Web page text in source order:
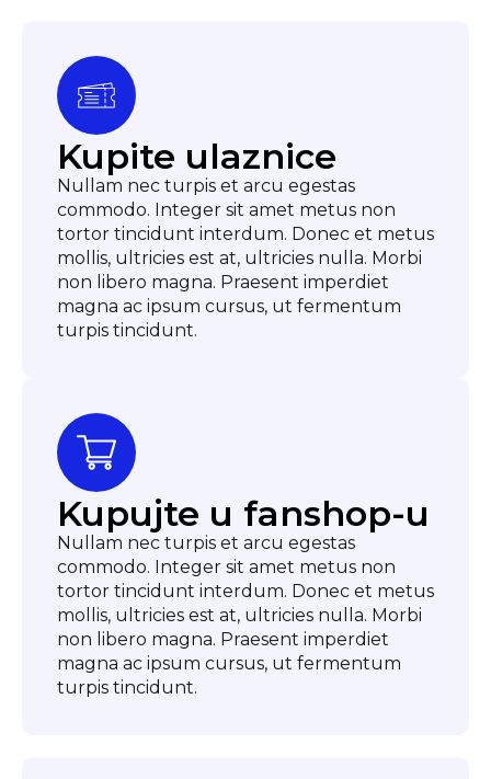
Kupite ulaznice
Nullam nec turpis et arcu egestas
commodo. Integer sit amet metus non
tortor tincidunt interdum. Donec et metus
mollis, ultricies est at, ultricies nulla. Morbi
non libero magna. Praesent imperdiet
magna ac ipsum cursus, ut fermentum
turpis tincidunt.
Kupujte u fanshop-u
Nullam nec turpis et arcu egestas
commodo. Integer sit amet metus non
tortor tincidunt interdum. Donec et metus
mollis, ultricies est at, ultricies nulla. Morbi
non libero magna. Praesent imperdiet
magna ac ipsum cursus, ut fermentum
turpis tincidunt.